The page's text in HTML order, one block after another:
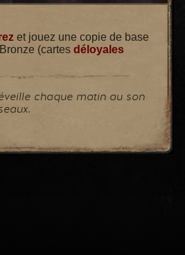
et jouez une copie de base
(cartes déloyales
chaque matin au son